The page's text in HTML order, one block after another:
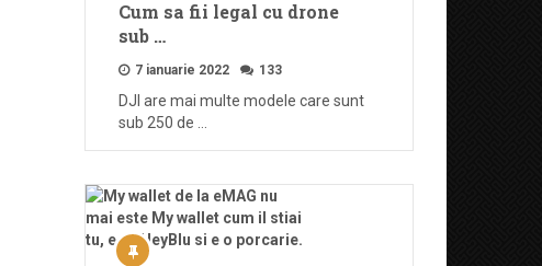
Cum sa fii legal cu drone
sub …
7 ianuarie 2022 133
DJI are mai multe modele care sunt
sub 250 de …